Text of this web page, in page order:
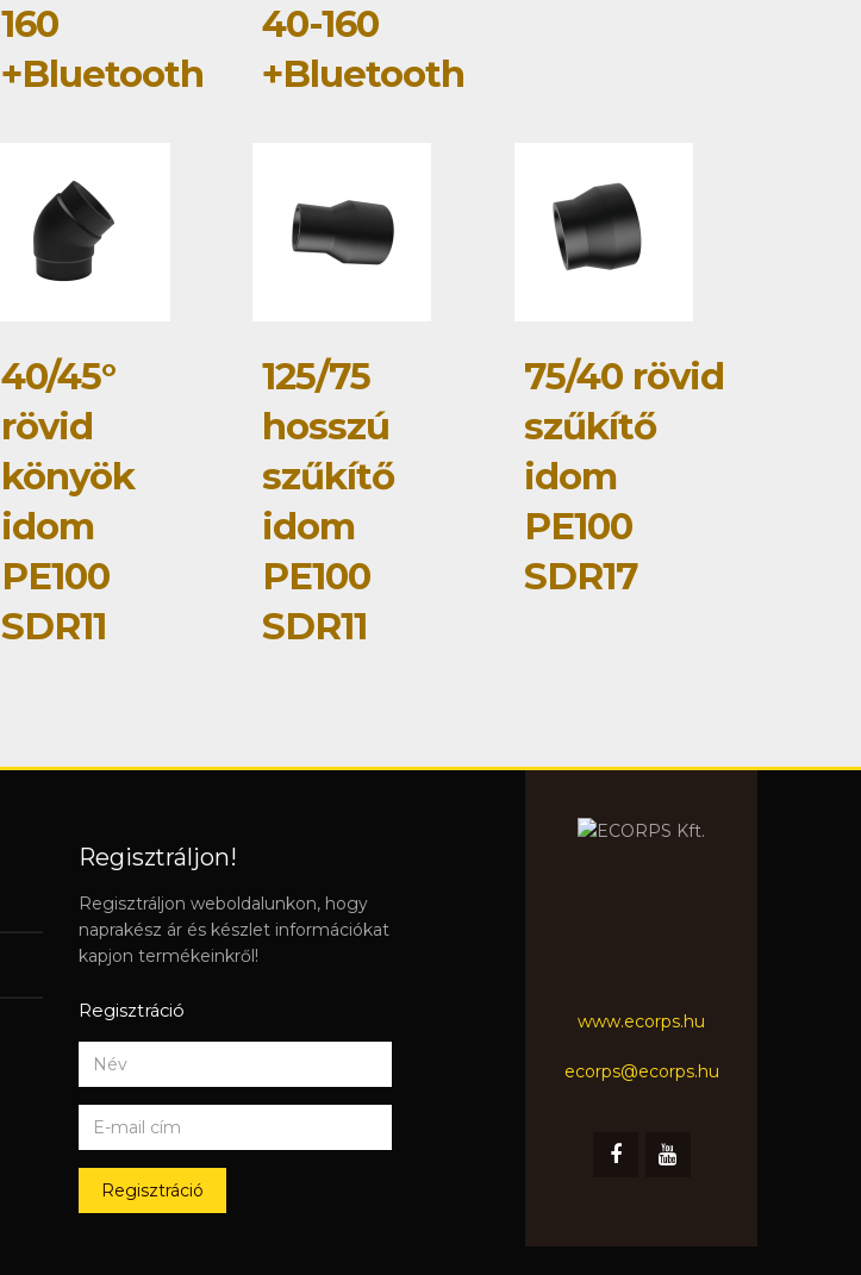
160
+Bluetooth
40-160
+Bluetooth
40/45°
rövid
könyök
idom
PE100
SDR11
125/75
hosszú
szűkítő
idom
PE100
SDR11
75/40 rövid
szűkítő
idom
PE100
SDR17
Regisztráljon!
Regisztráljon weboldalunkon, hogy
naprakész ár és készlet információkat
kapjon termékeinkről!
Regisztráció
Regisztráció
www.ecorps.hu
ecorps@ecorps.hu